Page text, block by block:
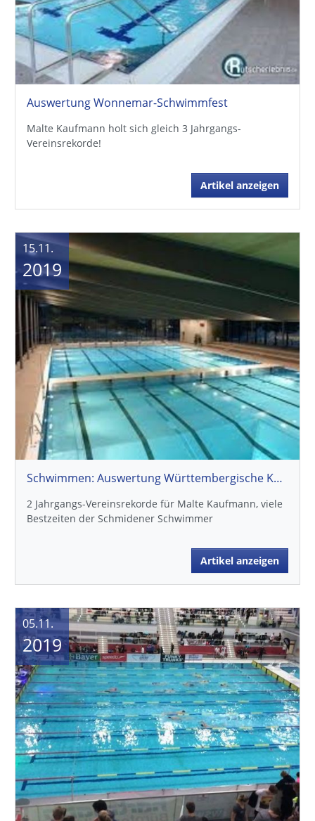
Auswertung Wonnemar-Schwimmfest
Malte Kaufmann holt sich gleich 3 Jahrgangs-
Vereinsrekorde!
Artikel anzeigen
Schwimmen: Auswertung Württembergische Kurzbahnmeisterschaften
2 Jahrgangs-Vereinsrekorde für Malte Kaufmann, viele
Bestzeiten der Schmidener Schwimmer
Artikel anzeigen
15.11.
2019
05.11.
2019